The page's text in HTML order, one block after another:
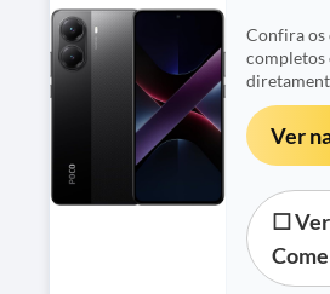
Confira os
completos
Ver
☐ Ver